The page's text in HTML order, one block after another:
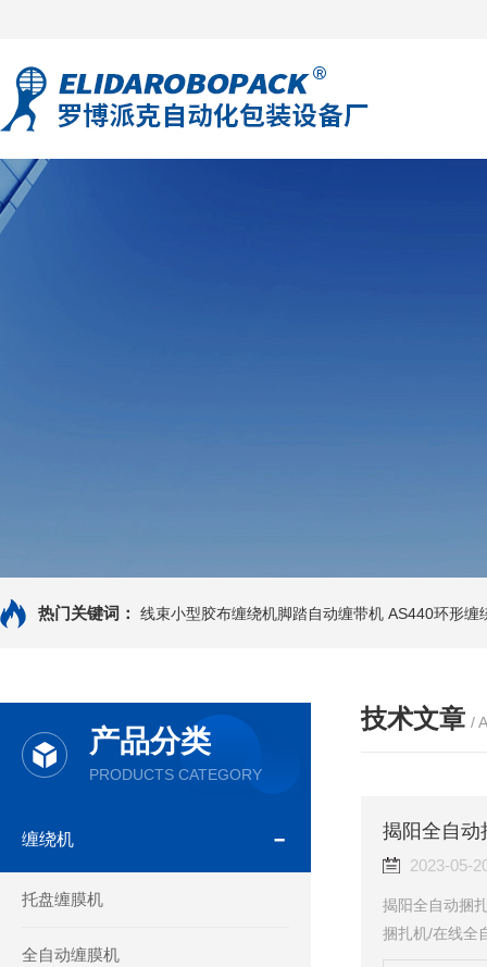
热门关键词： 线束小型胶布缠绕机脚踏自动缠带机 AS440环形缠
产品分类
PRODUCTS CATEGORY
缠绕机
托盘缠膜机
全自动缠膜机
技术文章 /
揭阳全自动
2023-05-
揭阳全自动捆
捆扎机/在线全